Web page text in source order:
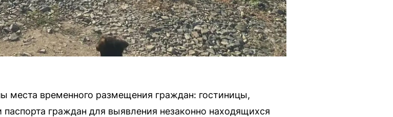
места временного размещения граждан: гостиницы,
граждан для выявления незаконно находящихся